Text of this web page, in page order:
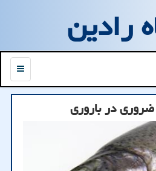
رادین
منو
در باروری